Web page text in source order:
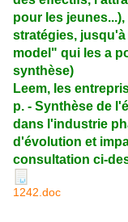
pour les
stratégies,
model" qui les a
synthèse)
Leem, les
p. - Synthèse de
dans l'industrie
d'évolution et
consultation ci-
1242.doc